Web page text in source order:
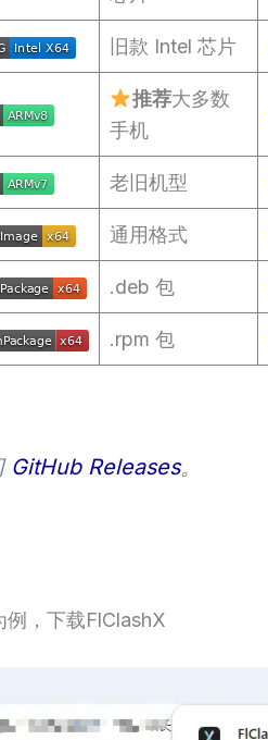
旧款 Intel 芯片
推荐大多数
手机
老旧机型
通用格式
.deb 包
.rpm 包
GitHub Releases。
，下载FlClashX